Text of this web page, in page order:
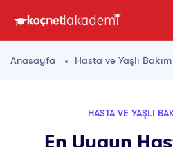
Anasayfa Hasta ve Yaşlı
HASTA VE YAŞLI
En Uygun